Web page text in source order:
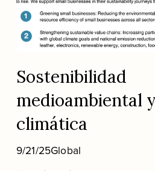
9/21/25Global
Sostenibilidad
medioambiental
climática